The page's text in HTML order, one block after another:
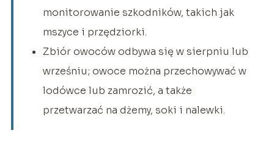
monitorowanie szkodników, takich jak
mszyce i przędziorki.
Zbiór owoców odbywa się w sierpniu lub
wrześniu; owoce można przechowywać w
lodówce lub zamrozić, a także
przetwarzać na dżemy, soki i nalewki.